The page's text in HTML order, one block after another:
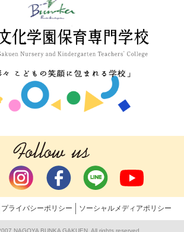
プライバシーポリシー ソーシャルメディアポリシー
NAGOYA BUNKA GAKUEN. All rights reserved.